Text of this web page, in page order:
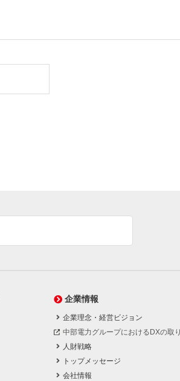
企業情報
企業理念・経営ビジョン
中部電力グループにおけるDXの取
人財戦略
トップメッセージ
会社情報